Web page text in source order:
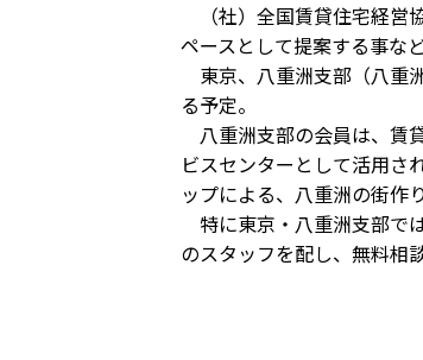
（社）全国賃貸住宅経営
ペースとして提案する事な
東京、八重洲支部（八重
る予定。
八重洲支部の会員は、賃
ビスセンターとして活用さ
ップによる、八重洲の街作
特に東京・八重洲支部で
のスタッフを配し、無料相